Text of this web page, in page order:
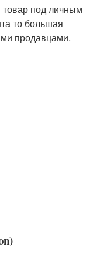
под личным
то большая
продавцами.